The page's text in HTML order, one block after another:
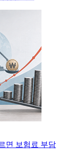
면 보험료 부담